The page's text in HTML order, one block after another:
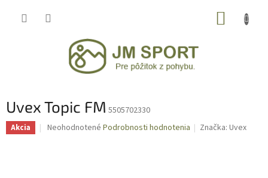
Uvex Topic FM 5505702330
Akcia
Priemerné
Neohodnotené Podrobnosti hodnotenia Značka:Uvex